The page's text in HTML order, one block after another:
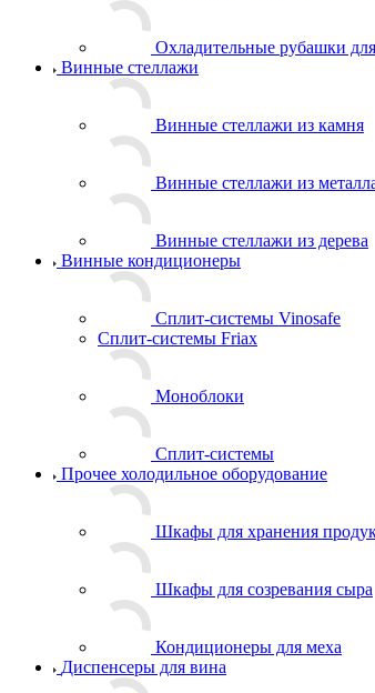
Охладительные рубашки
Винные стеллажи
Винные стеллажи из камня
Винные стеллажи из
Винные стеллажи из дерева
Винные кондиционеры
Сплит-системы Vinosafe
Сплит-системы Friax
Моноблоки
Сплит-системы
Прочее холодильное оборудование
Шкафы для хранения
Шкафы для созревания сыра
Кондиционеры для меха
Диспенсеры для вина